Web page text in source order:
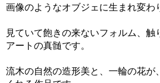
画像のようなオブジェに生まれ変わ
見ていて飽きの来ないフォルム、触
アートの真髄です。
流木の自然の造形美と、一輪の花が